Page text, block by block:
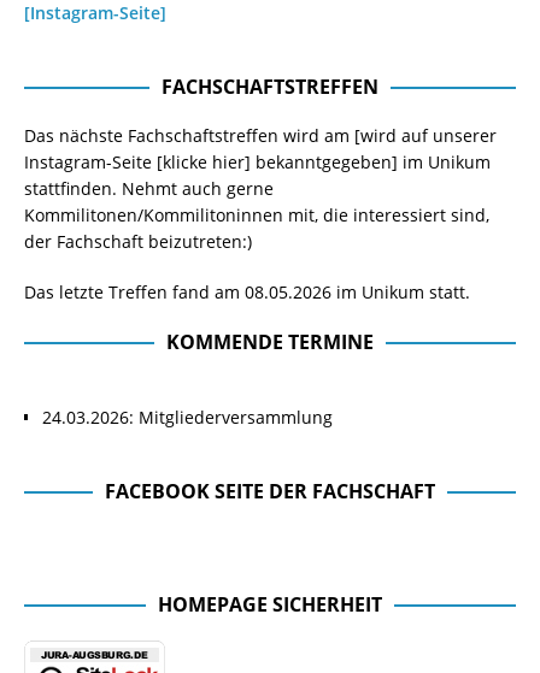
[Instagram-Seite]
FACHSCHAFTSTREFFEN
Das nächste Fachschaftstreffen wird am [wird auf unserer
Instagram-Seite [klicke hier] bekanntgegeben] im Unikum
stattfinden. Nehmt auch gerne
Kommilitonen/Kommilitoninnen mit, die interessiert sind,
der Fachschaft beizutreten:)
Das letzte Treffen fand am 08.05.2026 im Unikum statt.
KOMMENDE TERMINE
24.03.2026: Mitgliederversammlung
FACEBOOK SEITE DER FACHSCHAFT
HOMEPAGE SICHERHEIT